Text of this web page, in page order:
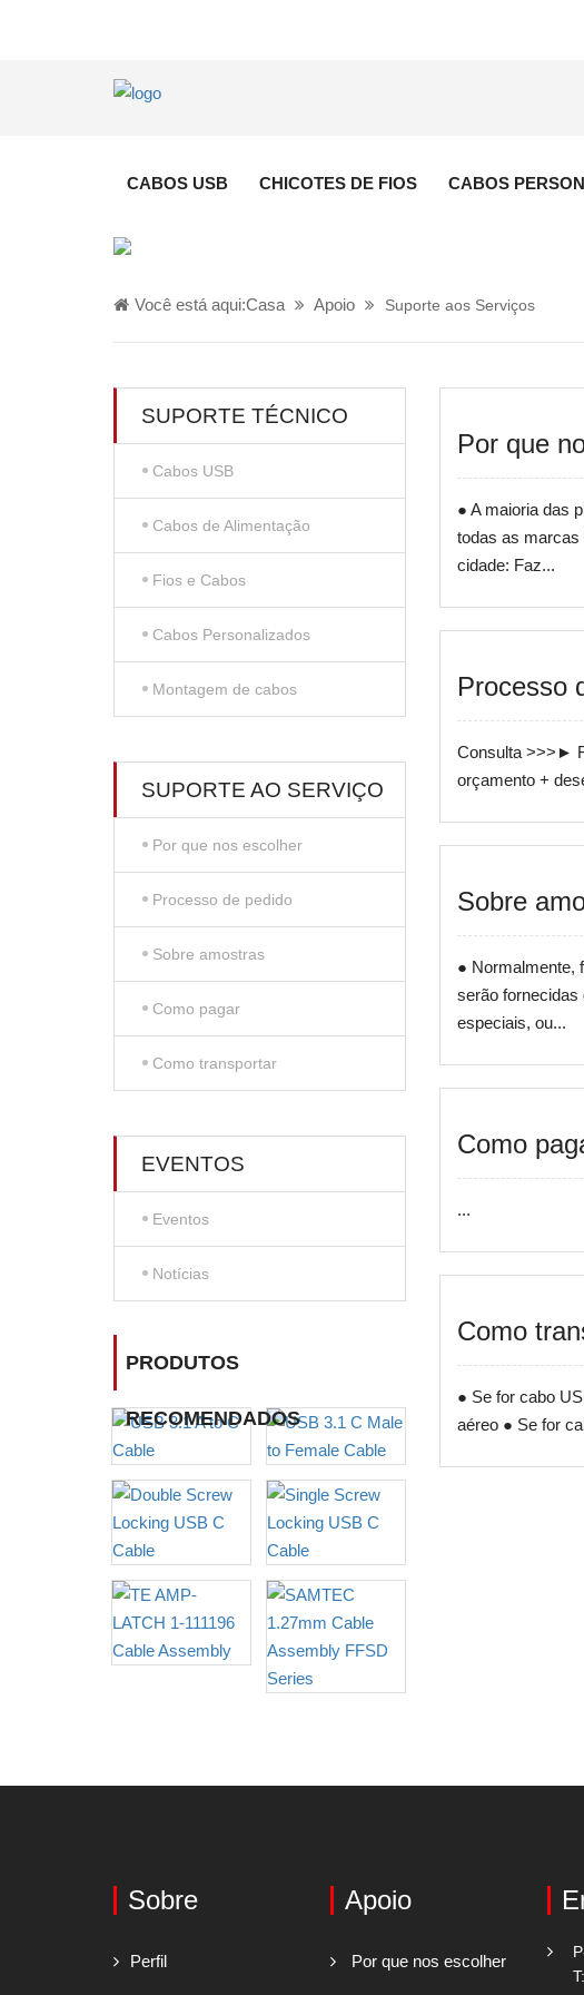
CABOS USB CHICOTES DE FIOS CABOS
Você está aqui:Casa Apoio Suporte aos Serviços
SUPORTE TÉCNICO
Cabos USB
Cabos de Alimentação
Fios e Cabos
Cabos Personalizados
Montagem de cabos
SUPORTE AO SERVIÇO
Por que nos escolher
Processo de pedido
Sobre amostras
Como pagar
Como transportar
EVENTOS
Eventos
Notícias
PRODUTOS
RECOMENDADOS
Por que
● A maioria das
todas as marcas
cidade: Faz...
Processo
Consulta >>>►
orçamento +
Sobre
● Normalmente,
serão fornecidas
especiais, ou...
Como
...
Como
● Se for cabo
aéreo ● Se for
Sobre
Perfil
Apoio
Por que nos escolher